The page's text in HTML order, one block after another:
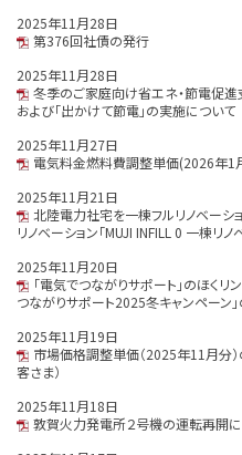
2025年11月28日
第376回社債の発行
2025年11月28日
冬季のご家庭向け省エネ・節電促進
および「出かけて節電」の実施について
2025年11月27日
電気料金燃料費調整単価(2026年1
2025年11月21日
北陸電力社宅を一棟フルリノベーシ
リノベーション「MUJI INFILL 0 一棟リノ
2025年11月20日
「電気でつながりサポート」のほく
つながりサポート2025冬キャンペーン
2025年11月19日
市場価格調整単価（2025年11月分
客さま）
2025年11月18日
敦賀火力発電所２号機の運転再開